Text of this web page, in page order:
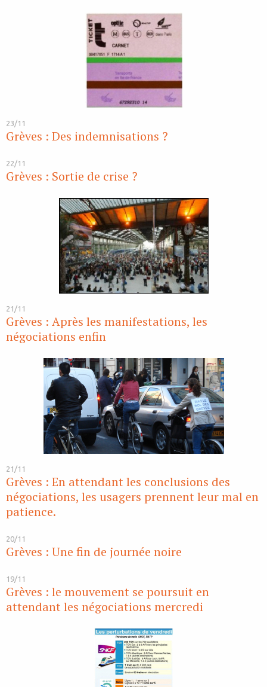
23/11
Grèves : Des indemnisations ?
22/11
Grèves : Sortie de crise ?
21/11
Grèves : Après les manifestations, les
négociations enfin
21/11
Grèves : En attendant les conclusions des
négociations, les usagers prennent leur mal en
patience.
20/11
Grèves : Une fin de journée noire
19/11
Grèves : le mouvement se poursuit en
attendant les négociations mercredi